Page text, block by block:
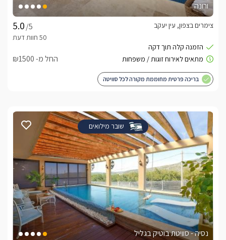
ורונה
/5
צימרים בצפון, עין יעקב
החל מ- ₪1500
בריכה פרטית מחוממת מקורה לכל סוויטה
שובר מילואים
נסיה - סוויטת בוטיק בגליל